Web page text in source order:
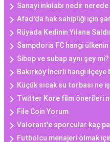
Sanayi inkılabı nedir
Afad'da hak sahipliği için
Rüyada Kedinin Yılana
Sampdoria FC hangi ülkenin
Sibop ve subap aynı şey mi?
Bakırköy İncirli hangi ilçeye
Küçük sıcak su torbası ne
Twitter Kore film önerileri
File Coin Yorum
Valorant'e sporcular kaç
Futbolcu menajeri olmak